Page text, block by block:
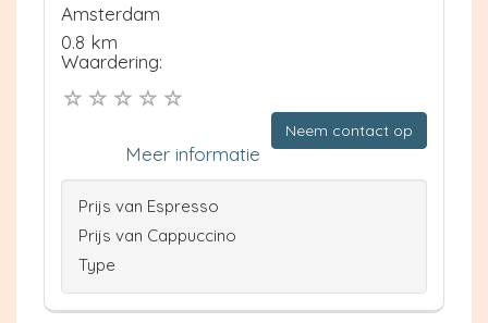
Amsterdam
0.8 km
Waardering:
Neem contact op
Meer informatie
Prijs van Espresso
Prijs van Cappuccino
Type